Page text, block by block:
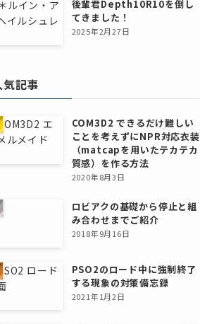
後輩君Depth10R10を倒し
てきました！
2025年2月27日
気記事
COM3D2 できるだけ難しい
ことを考えずにNPR対応衣装
（matcapを用いたテカテカ
質感）を作る方法
2020年8月3日
ロビアクの基礎から停止と組
み合わせまでご紹介
2018年9月16日
PSO2のロード中に強制終了
する現象の対策備忘録
2021年1月2日